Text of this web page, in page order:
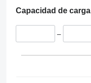
Capacidad de carga
–